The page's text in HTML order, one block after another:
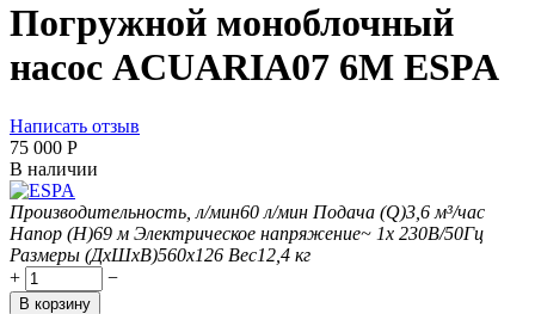
Погружной моноблочный
насос ACUARIA07 6M ESPA
Написать отзыв
75 000 Р
В наличии
Производительность, л/мин60 л/мин Подача (Q)3,6 м³/час
Напор (H)69 м Электрическое напряжение~ 1x 230В/50Гц
Размеры (ДхШxВ)560х126 Вес12,4 кг
+
−
В корзину